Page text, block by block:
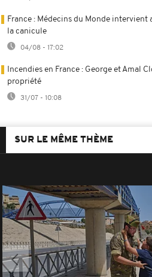
France : Médecins du Monde intervient
la canicule
04/08 - 17:02
Incendies en France : George et Amal
propriété
31/07 - 10:08
SUR LE MÊME THÈME